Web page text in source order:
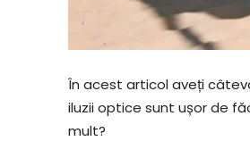
În acest articol aveți
iluzii optice sunt ușor de
mult?